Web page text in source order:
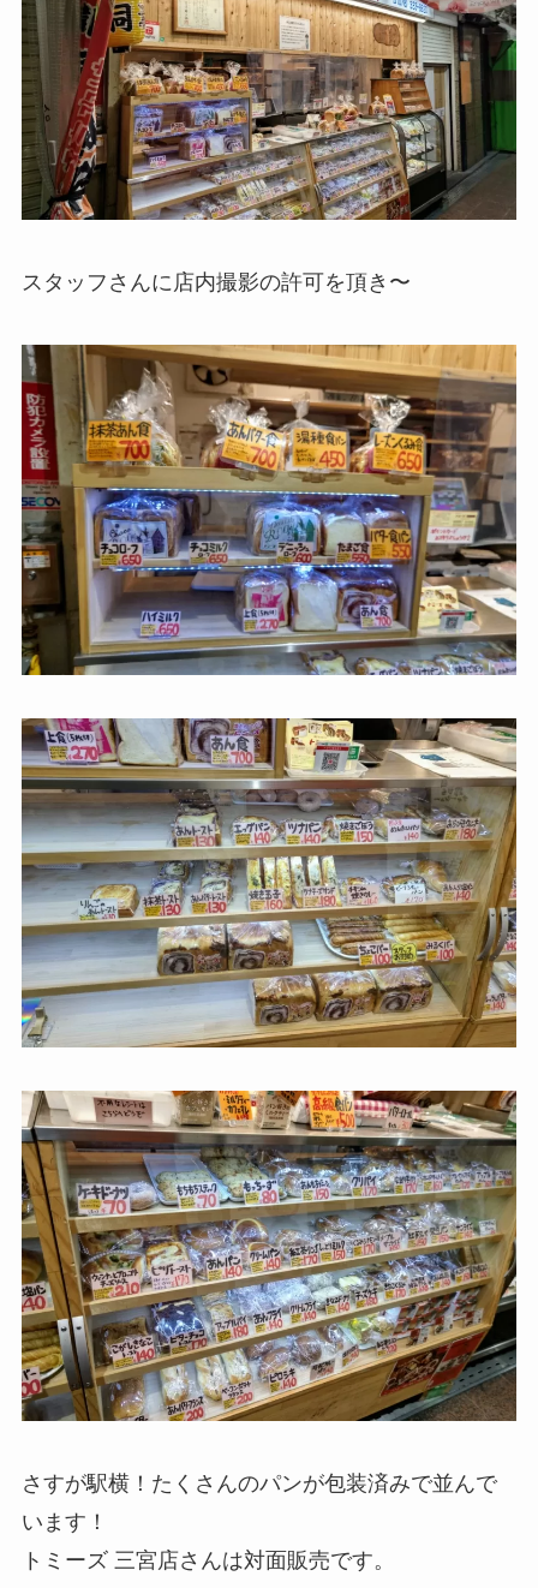
スタッフさんに店内撮影の許可を頂き〜
さすが駅横！たくさんのパンが包装済みで並んで
います！
トミーズ 三宮店さんは対面販売です。